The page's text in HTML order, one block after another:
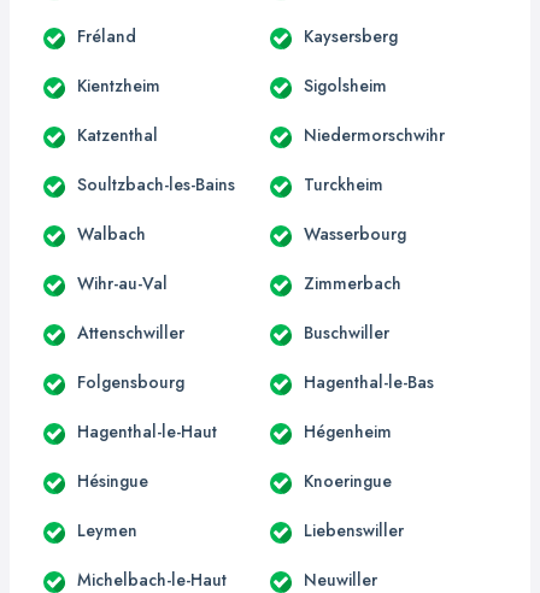
Fréland Kaysersberg
Kientzheim Sigolsheim
Katzenthal Niedermorschwihr
Soultzbach-les-Bains Turckheim
Walbach Wasserbourg
Wihr-au-Val Zimmerbach
Attenschwiller Buschwiller
Folgensbourg Hagenthal-le-Bas
Hagenthal-le-Haut Hégenheim
Hésingue Knoeringue
Leymen Liebenswiller
Michelbach-le-Haut Neuwiller